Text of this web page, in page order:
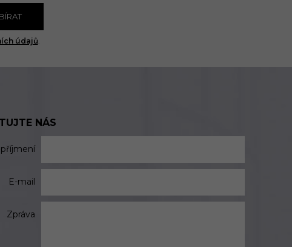
údajů.
NÁS
E-mail
Zpráva